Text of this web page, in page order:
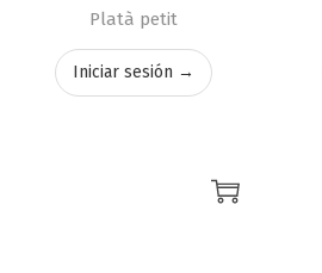
Platà petit
Iniciar sesión →